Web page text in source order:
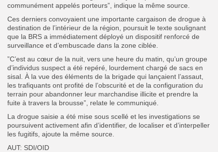
communément appelés porteurs”, indique la même source.
Ces derniers convoyaient une importante cargaison de drogue à
destination de l’intérieur de la région, poursuit le texte soulignant
que la BRS a immédiatement déployé un dispositif renforcé de
surveillance et d’embuscade dans la zone ciblée.
”C’est au cœur de la nuit, vers une heure du matin, qu’un groupe
d’individus suspect a été repéré, lourdement chargé de sacs en
sisal. À la vue des éléments de la brigade qui lançaient l’assaut,
les trafiquants ont profité de l’obscurité et de la configuration du
terrain pour abandonner leur marchandise illicite et prendre la
fuite à travers la brousse”, relate le communiqué.
La drogue saisie a été mise sous scellé et les investigations se
poursuivent activement afin d’identifier, de localiser et d’interpeller
les fugitifs, ajoute la même source.
AUT: SDI/OID